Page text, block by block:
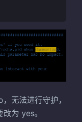
无法进行守护，
为 yes。